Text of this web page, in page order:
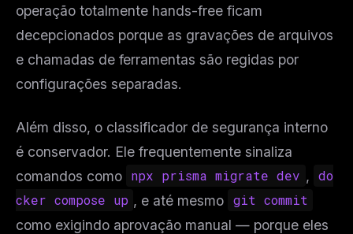
operação totalmente hands-free ficam
decepcionados porque as gravações de arquivos
e chamadas de ferramentas são regidas por
configurações separadas.
Além disso, o classificador de segurança interno
é conservador. Ele frequentemente sinaliza
comandos como npx prisma migrate dev , do
cker compose up , e até mesmo git commit
como exigindo aprovação manual — porque eles